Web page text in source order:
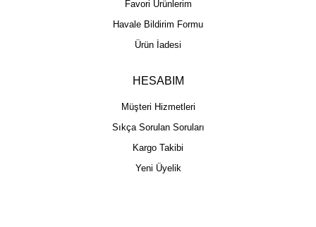
Favori Ürünlerim
Havale Bildirim Formu
Ürün İadesi
HESABIM
Müşteri Hizmetleri
Sıkça Sorulan Soruları
Kargo Takibi
Yeni Üyelik